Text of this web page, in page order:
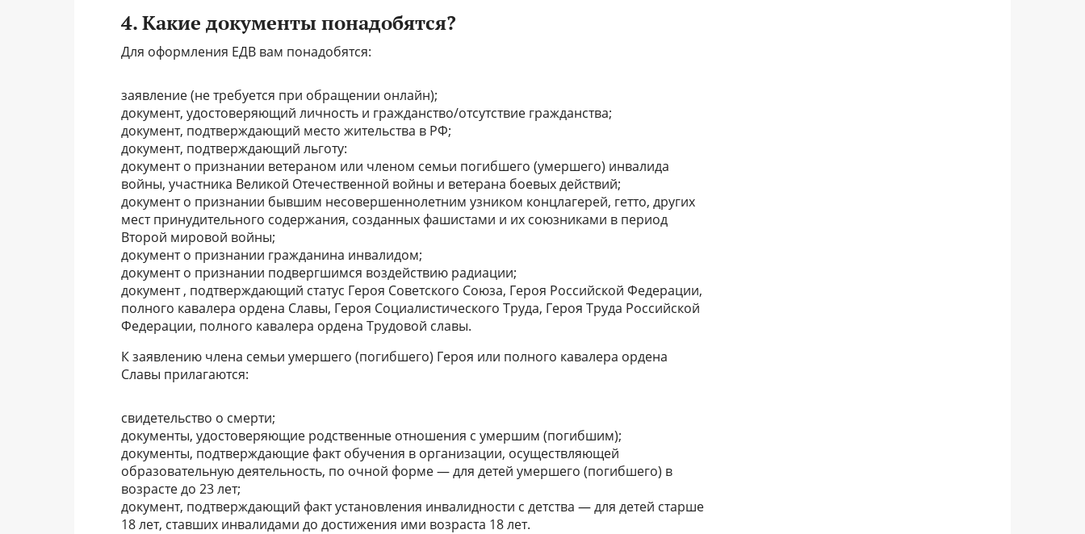
4. Какие документы понадобятся?
Для оформления ЕДВ вам понадобятся:
заявление (не требуется при обращении онлайн);
документ, удостоверяющий личность и гражданство/отсутствие гражданства;
документ, подтверждающий место жительства в РФ;
документ, подтверждающий льготу:
документ о признании ветераном или членом семьи погибшего (умершего) инвалида
войны, участника Великой Отечественной войны и ветерана боевых действий;
документ о признании бывшим несовершеннолетним узником концлагерей, гетто, других
мест принудительного содержания, созданных фашистами и их союзниками в период
Второй мировой войны;
документ о признании гражданина инвалидом;
документ о признании подвергшимся воздействию радиации;
документ , подтверждающий статус Героя Советского Союза, Героя Российской Федерации,
полного кавалера ордена Славы, Героя Социалистического Труда, Героя Труда Российской
Федерации, полного кавалера ордена Трудовой славы.
К заявлению члена семьи умершего (погибшего) Героя или полного кавалера ордена
Славы прилагаются:
свидетельство о смерти;
документы, удостоверяющие родственные отношения с умершим (погибшим);
документы, подтверждающие факт обучения в организации, осуществляющей
образовательную деятельность, по очной форме — для детей умершего (погибшего) в
возрасте до 23 лет;
документ, подтверждающий факт установления инвалидности с детства — для детей старше
18 лет, ставших инвалидами до достижения ими возраста 18 лет.